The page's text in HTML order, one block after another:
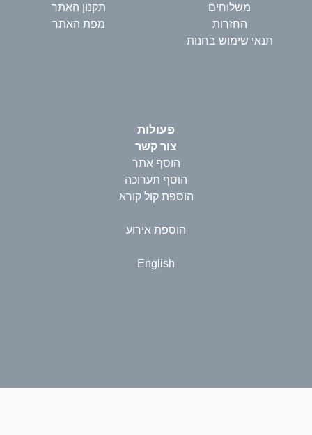
משלוחים
החזרות
תנאי שימוש בחנות
תקנון האתר
מפת האתר
פעולות
צור קשר
הוסף אתר
הוסף תערוכה
הוספת קול קורא
הוספת אירוע
English